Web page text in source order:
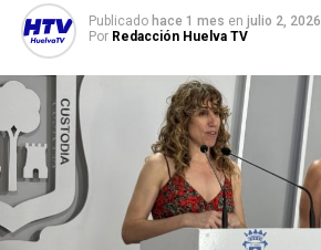
Publicado hace 1 mes en julio 2, 2026
Por Redacción Huelva TV